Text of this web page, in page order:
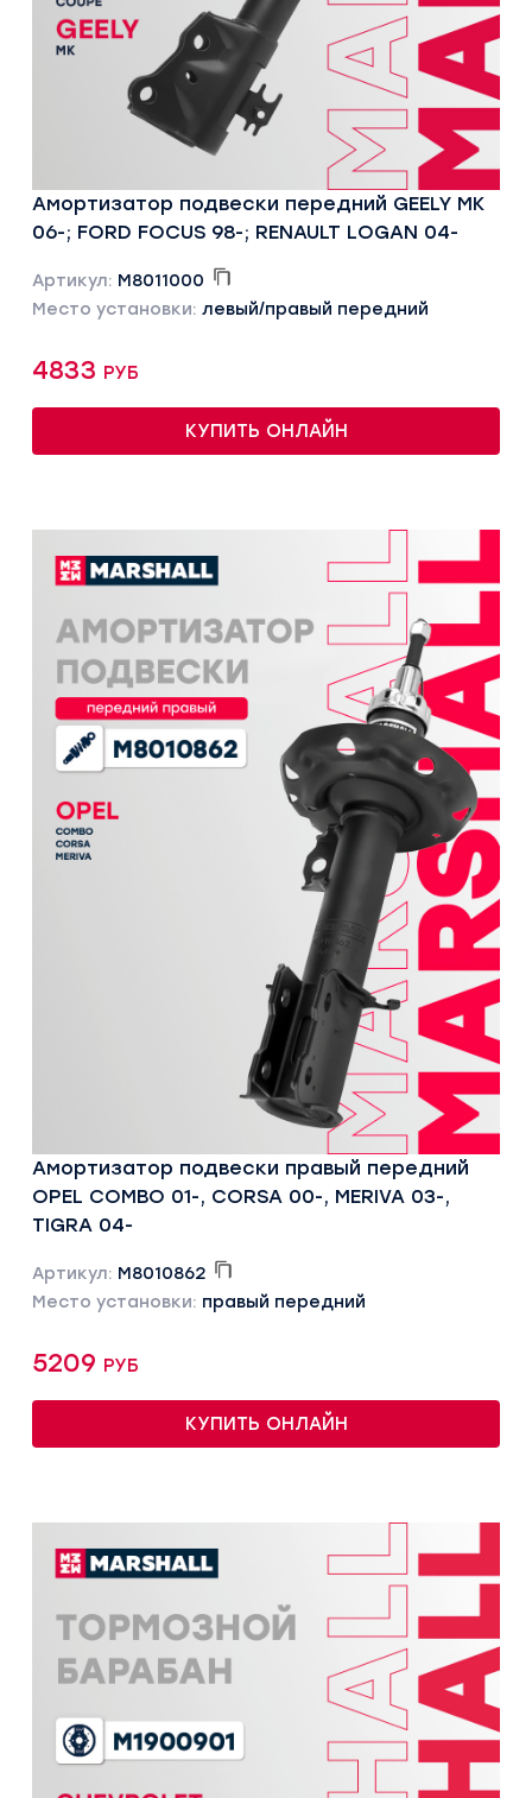
Амортизатор подвески передний GEELY MK
06-; FORD FOCUS 98-; RENAULT LOGAN 04-
Артикул: M8011000
Место установки: левый/правый передний
4833 руб
КУПИТЬ ОНЛАЙН
Амортизатор подвески правый передний
OPEL COMBO 01-, CORSA 00-, MERIVA 03-,
TIGRA 04-
Артикул: M8010862
Место установки: правый передний
5209 руб
КУПИТЬ ОНЛАЙН